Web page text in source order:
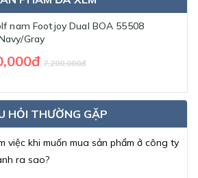
nam Footjoy Dual BOA 55508
Gray
7,200,000đ
HỎI THƯỜNG GẶP
việc khi muốn mua sản phẩm ở công ty
ra sao?